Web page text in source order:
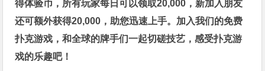
得体验币，所有玩家每日可以领取20,000，新加入朋友
还可额外获得20,000，助您迅速上手。 加入我们的免费
扑克游戏，和全球的牌手们一起切磋技艺，感受扑克游
戏的乐趣吧！